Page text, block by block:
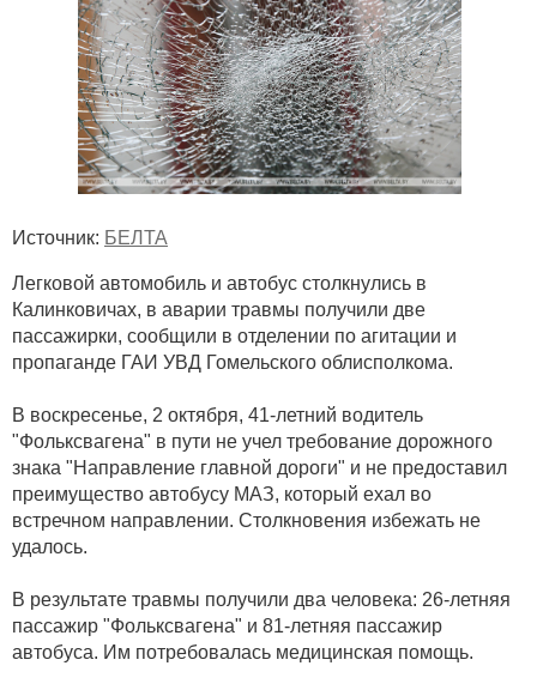
Источник: БЕЛТА
Легковой автомобиль и автобус столкнулись в
Калинковичах, в аварии травмы получили две
пассажирки, сообщили в отделении по агитации и
пропаганде ГАИ УВД Гомельского облисполкома.
В воскресенье, 2 октября, 41-летний водитель
"Фольксвагена" в пути не учел требование дорожного
знака "Направление главной дороги" и не предоставил
преимущество автобусу МАЗ, который ехал во
встречном направлении. Столкновения избежать не
удалось.
В результате травмы получили два человека: 26-летняя
пассажир "Фольксвагена" и 81-летняя пассажир
автобуса. Им потребовалась медицинская помощь.